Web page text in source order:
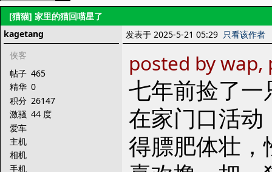
[猫猫] 家里的猫回喵星了
kagetang
侠客
帖子 465
精华 0
积分 26147
激骚 44 度
爱车
主机
相机
手机
发表于 2025-5-21 05:29 只看该作者
posted by
七年前捡了
在家门口活
得膘肥体壮